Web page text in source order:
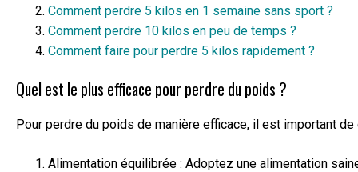
Comment perdre 5 kilos en 1 semaine sans sport ?
Comment perdre 10 kilos en peu de temps ?
Comment faire pour perdre 5 kilos rapidement ?
Quel est le plus efficace pour perdre du poids ?
Pour perdre du poids de manière efficace, il est important
Alimentation équilibrée : Adoptez une alimentation